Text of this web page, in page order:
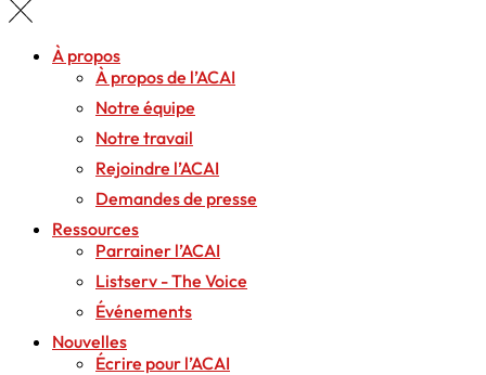
À propos
À propos de l’ACAI
Notre équipe
Notre travail
Rejoindre l’ACAI
Demandes de presse
Ressources
Parrainer l’ACAI
Listserv - The Voice
Événements
Nouvelles
Écrire pour l’ACAI